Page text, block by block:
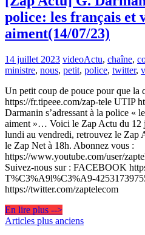
police: les français et
aiment(14/07/23)
14 juillet 2023 videoActu, chaîne,
ministre, nous, petit, police, twitter,
Un petit coup de pouce pour que la
https://fr.tipeee.com/zap-tele UTIP
Darmanin s’adressant à la police «
aiment »… Voici le Zap Actu du 12
lundi au vendredi, retrouvez le Zap
le Zap Net à 18h. Abonnez vous :
https://www.youtube.com/user/
Suivez-nous sur : FACEBOOK
T%C3%A9l%C3%A9-
https://twitter.com/zaptelecom
En lire plus -->
Navigation
Articles plus anciens